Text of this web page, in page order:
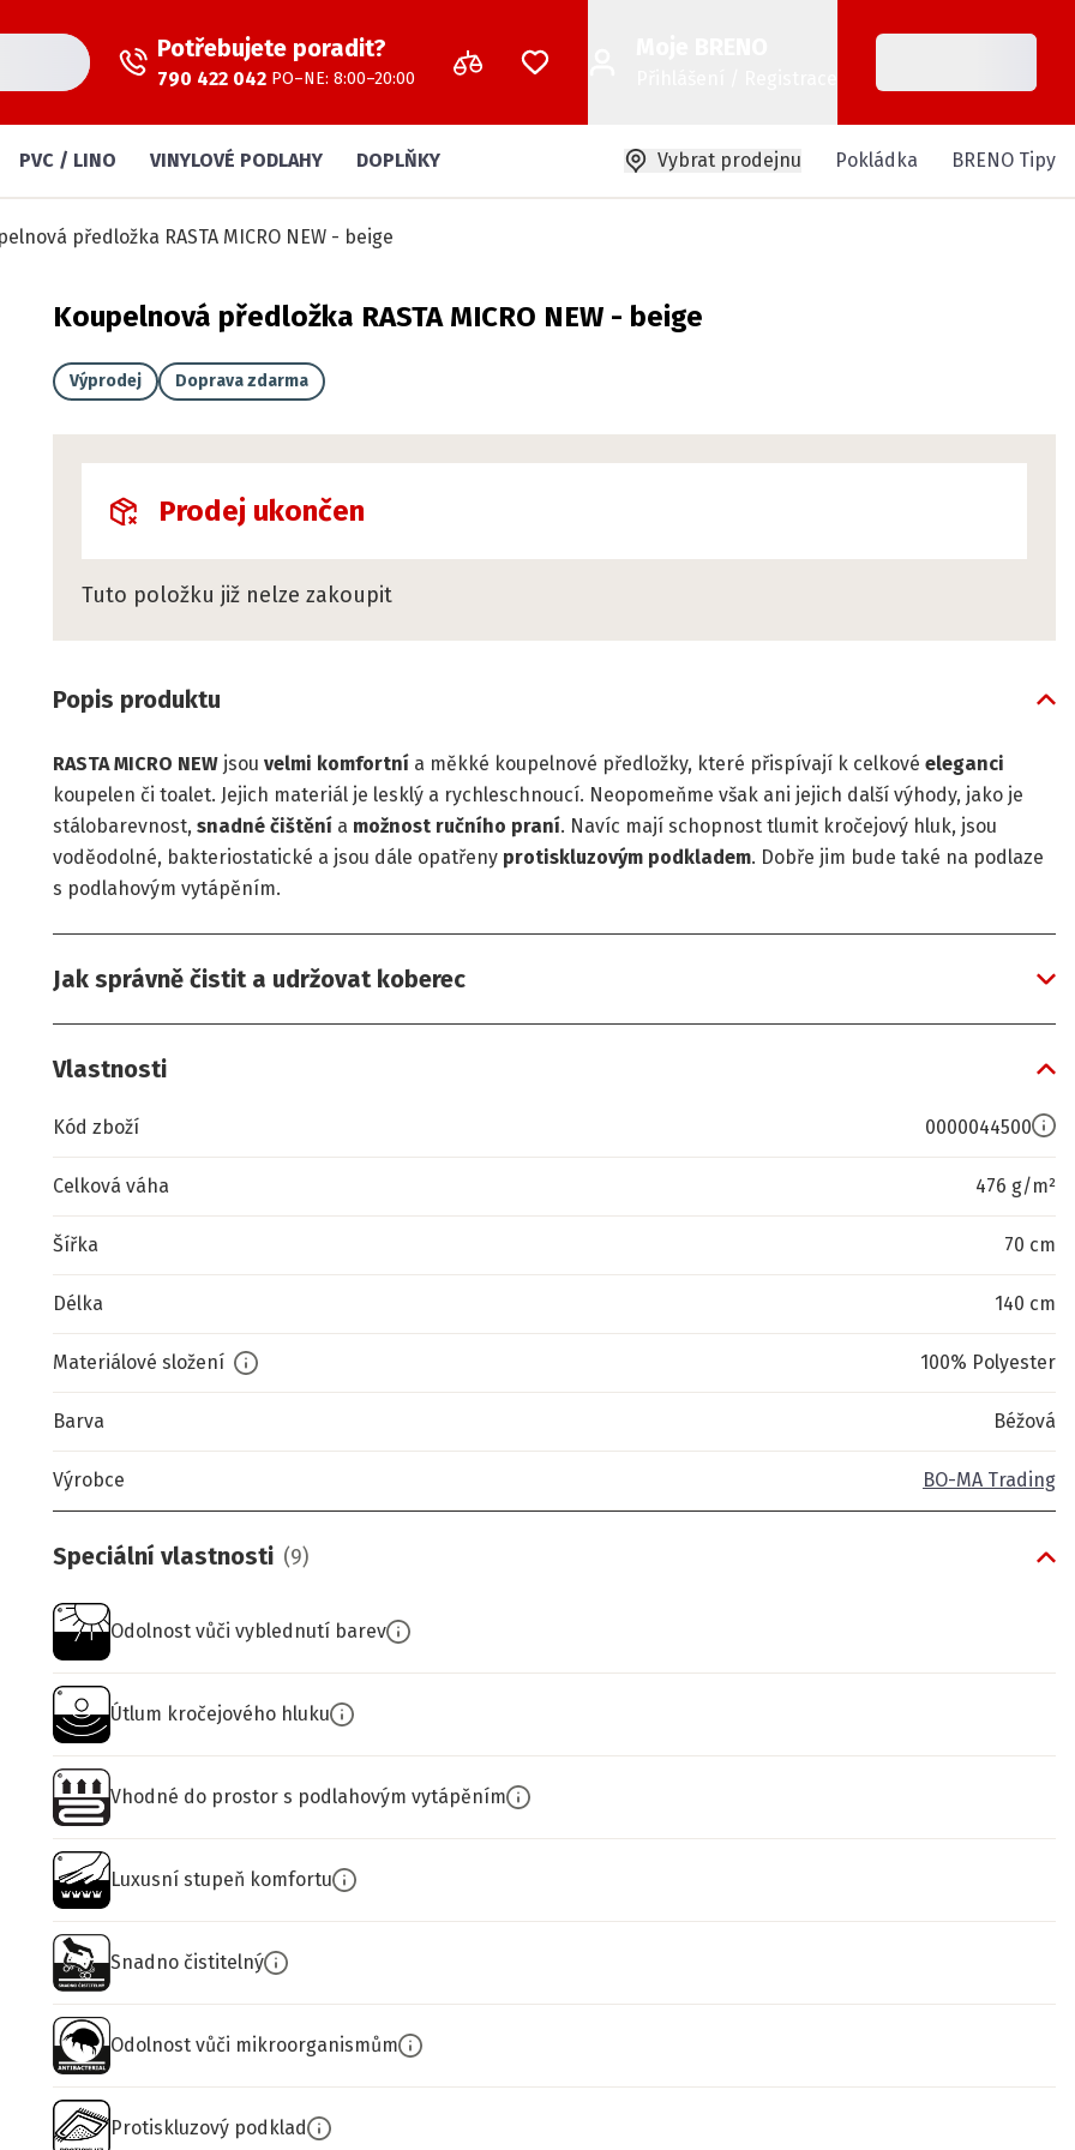
Potřebujete poradit?
790 422 042 PO–NE: 8:00–20:00
PVC / LINO VINYLOVÉ PODLAHY DOPLŇKY Vybrat prodejnu Pokládka BRENO Tipy
předložka RASTA MICRO NEW - beige
Koupelnová předložka RASTA MICRO NEW - beige
Výprodej Doprava zdarma
Prodej ukončen
Tuto položku již nelze zakoupit
Popis produktu
RASTA MICRO NEW jsou velmi komfortní a měkké koupelnové předložky, které přispívají k celkové eleganci
koupelen či toalet. Jejich materiál je lesklý a rychleschnoucí. Neopomeňme však ani jejich další výhody, jako je
stálobarevnost, snadné čištění a možnost ručního praní. Navíc mají schopnost tlumit kročejový hluk, jsou
voděodolné, bakteriostatické a jsou dále opatřeny protiskluzovým podkladem. Dobře jim bude také na podlaze
s podlahovým vytápěním.
Jak správně čistit a udržovat koberec
Vlastnosti
Kód zboží 0000044500
Celková váha 476 g/m²
Šířka 70 cm
Délka 140 cm
Materiálové složení 100% Polyester
Barva Béžová
Výrobce BO-MA Trading
Speciální vlastnosti (9)
Odolnost vůči vyblednutí barev
Útlum kročejového hluku
Vhodné do prostor s podlahovým vytápěním
Luxusní stupeň komfortu
Snadno čistitelný
Odolnost vůči mikroorganismům
Protiskluzový podklad